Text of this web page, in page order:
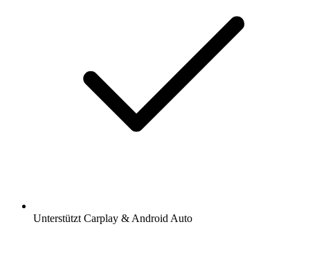
Unterstützt Carplay & Android Auto